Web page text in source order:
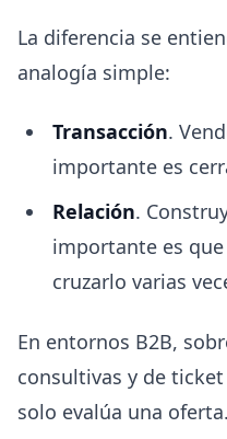
La diferencia se
analogía simple:
Transacción.
importante es
Relación.
importante es
cruzarlo varias
En entornos B2B,
consultivas y de
solo evalúa una